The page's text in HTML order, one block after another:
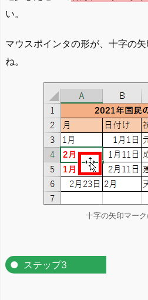
い。
マウスポインタの形が、十字の
ね。
十字の矢印マー
ステップ3